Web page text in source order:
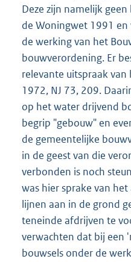
Deze zijn namelijk
de Woningwet 1991
de werking van het
bouwverordening. Er
relevante uitspraak
1972, NJ 73, 209.
op het water drijvend
begrip "gebouw" en
de gemeentelijke
in de geest van die
verbonden is noch
was hier sprake van
lijnen aan in de grond
teneinde afdrijven te
verwachten dat bij een
bouwsels onder de